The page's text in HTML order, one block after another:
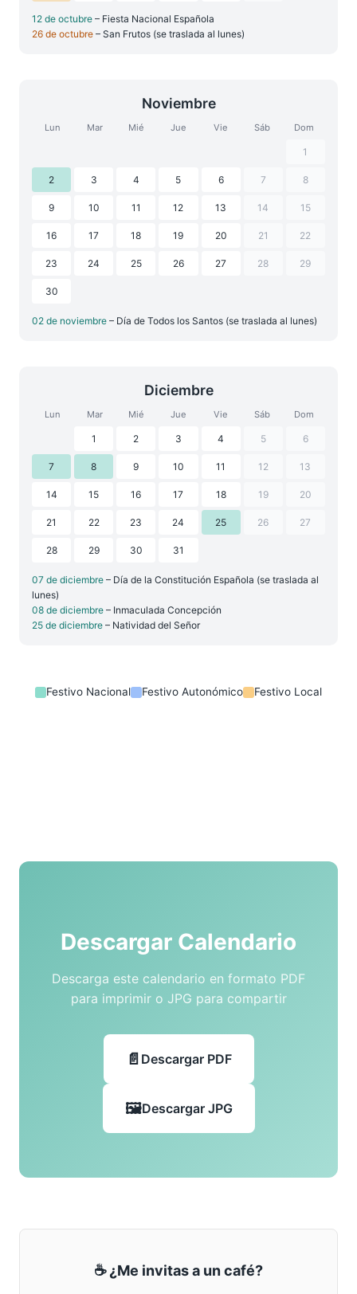
12 de octubre – Fiesta Nacional Española
26 de octubre – San Frutos (se traslada al lunes)
Noviembre
Lun Mar Mié Jue Vie Sáb Dom
1
2 3 4 5 6 7 8
9 10 11 12 13 14 15
16 17 18 19 20 21 22
23 24 25 26 27 28 29
30
02 de noviembre – Día de Todos los Santos (se traslada al lunes)
Diciembre
Lun Mar Mié Jue Vie Sáb Dom
1 2 3 4 5 6
7 8 9 10 11 12 13
14 15 16 17 18 19 20
21 22 23 24 25 26 27
28 29 30 31
07 de diciembre – Día de la Constitución Española (se traslada al
lunes)
08 de diciembre – Inmaculada Concepción
25 de diciembre – Natividad del Señor
Festivo Nacional Festivo Autonómico Festivo Local
Descargar Calendario
Descarga este calendario en formato PDF
para imprimir o JPG para compartir
Descargar PDF
Descargar JPG
☕ ¿Me invitas a un café?